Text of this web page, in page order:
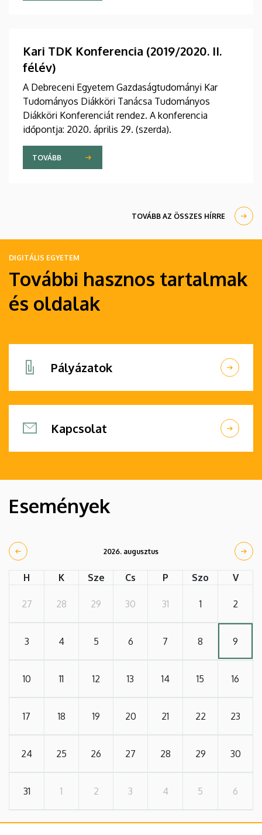
Kari TDK Konferencia (2019/2020. II.
félév)
A Debreceni Egyetem Gazdaságtudományi Kar
Tudományos Diákköri Tanácsa Tudományos
Diákköri Konferenciát rendez. A konferencia
időpontja: 2020. április 29. (szerda).
TOVÁBB
TOVÁBB AZ ÖSSZES HÍRRE
DIGITÁLIS EGYETEM
További hasznos tartalmak
és oldalak
Pályázatok
Kapcsolat
Események
2026. augusztus
H K Sze Cs P Szo V
27 28 29 30 31 1 2
3 4 5 6 7 8 9
10 11 12 13 14 15 16
17 18 19 20 21 22 23
24 25 26 27 28 29 30
31 1 2 3 4 5 6